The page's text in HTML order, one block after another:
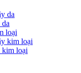
da
loại
kim loại
loại